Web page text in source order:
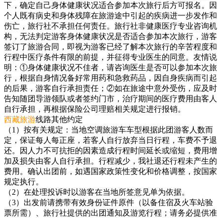
下，确定自己身体健康状况适合参加本次旅行后方可报名。因
个人既有病史和身体残障在旅游途中引起的疾病进一步发作和
伤亡，旅行社不承担任何责任。旅行社非健康医疗专业咨询机
构，无法判定游客身体健康状况是否适合参加本次旅行，游客
签订了旅游合同，即视为游客已经了解本次旅行的辛苦程度和
行程中医疗条件有限的前提，并征得专业医生的同意。友情说
明：①身体健康状况不佳者，请咨询医生是否可以参加本次旅
行，根据自身情况备好常用药和急救药品，因自身疾病而引起
的后果，游客自行承担责任；②如在旅途中意外受伤，应及时
告知随团导游领队或者签约门市，治疗期间的医疗费用由客人
自行承担，再根据保险公司理赔相关规定进行报销。
西藏旅游线路其他约定
（1）按有关规定：当地空调旅游车车型根据此团游客人数而
定，保证每人每正座，若客人自行放弃当日行程，车费不予退
还。因人力不可抗拒的因素造成行程时间延长或缩短，费用增
加及损失由客人自行承担。行程减少，我社退还行程未产生的
费用。确认出团前，如遇国家政策性变化和价格调整，按国家
规定执行。
（2）在处理投诉时以游客在当地所签意见单为依据。
（3）出发前请携带有效身份证件原件（以备住宿及火车站验
票所需）、旅行社提供的出团通知及游览行程；请务必提供准